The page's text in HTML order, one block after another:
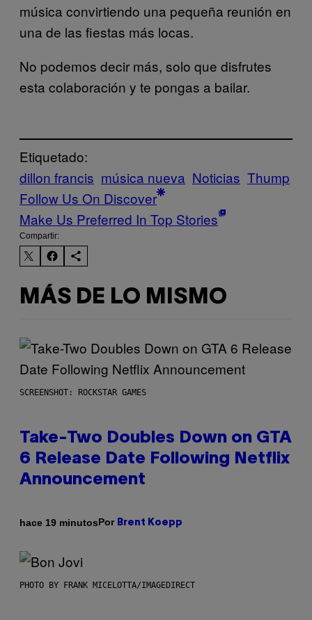
música convirtiendo una pequeña reunión en
una de las fiestas más locas.
No podemos decir más, solo que disfrutes
esta colaboración y te pongas a bailar.
Etiquetado:
dillon francis música nueva Noticias Thump
Follow Us On Discover
Make Us Preferred In Top Stories
Compartir:
MÁS DE LO MISMO
SCREENSHOT: ROCKSTAR GAMES
Take-Two Doubles Down on GTA
6 Release Date Following Netflix
Announcement
hace 19 minutosPor Brent Koepp
PHOTO BY FRANK MICELOTTA/IMAGEDIRECT